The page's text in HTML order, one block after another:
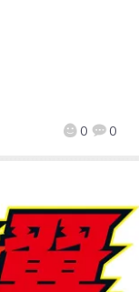
0 0